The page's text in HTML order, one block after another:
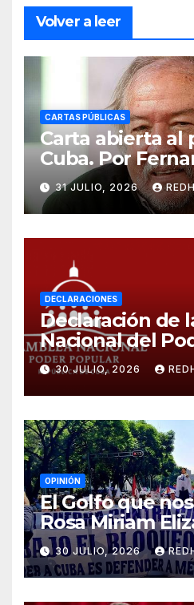
Volver a leer
CARTAS PÚBLICAS
Carta abierta al
Cuba. Por
31 JULIO, 2026
DECLARACIONES
Declaración de
Nacional del
¡Cesen el cerco
el castigo
cubano!
30 JULIO, 2026
OPINIÓN
El Golfo que
Rosa Miriam
30 JULIO, 2026